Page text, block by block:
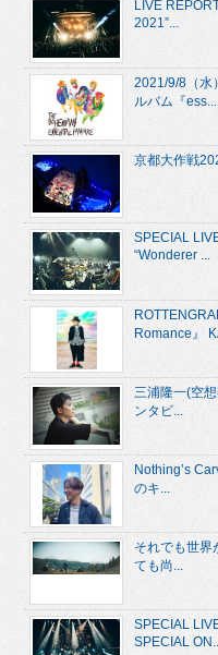
LIVE
2021”...
2021/9/8（水
ルバム『ess...
京都大作戦
SPECIAL
“Wonderer ...
Romance』
三浦隆一(空
ンタビ...
Nothing’s
のキ...
それでも世界
ても尚...
SPECIAL
SPECIAL ON...